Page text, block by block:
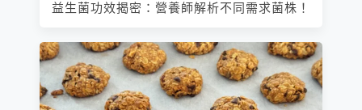
益生菌功效揭密：營養師解析不同需求菌株！